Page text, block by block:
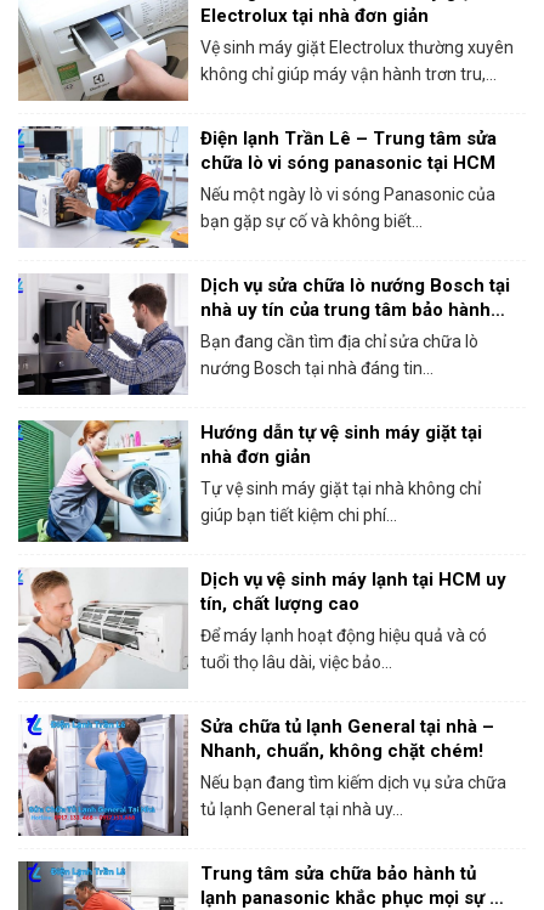
Electrolux tại nhà đơn giản
Vệ sinh máy giặt Electrolux thường xuyên
không chỉ giúp máy vận hành trơn tru,...
Điện lạnh Trần Lê – Trung tâm sửa
chữa lò vi sóng panasonic tại HCM
Nếu một ngày lò vi sóng Panasonic của
bạn gặp sự cố và không biết...
Dịch vụ sửa chữa lò nướng Bosch tại
nhà uy tín của trung tâm bảo hành
Bosch tại HCM
Bạn đang cần tìm địa chỉ sửa chữa lò
nướng Bosch tại nhà đáng tin...
Hướng dẫn tự vệ sinh máy giặt tại
nhà đơn giản
Tự vệ sinh máy giặt tại nhà không chỉ
giúp bạn tiết kiệm chi phí...
Dịch vụ vệ sinh máy lạnh tại HCM uy
tín, chất lượng cao
Để máy lạnh hoạt động hiệu quả và có
tuổi thọ lâu dài, việc bảo...
Sửa chữa tủ lạnh General tại nhà –
Nhanh, chuẩn, không chặt chém!
Nếu bạn đang tìm kiếm dịch vụ sửa chữa
tủ lạnh General tại nhà uy...
Trung tâm sửa chữa bảo hành tủ
lạnh panasonic khắc phục mọi sự cố